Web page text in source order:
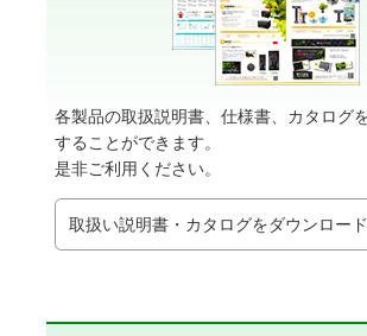
各製品の取扱説明書、仕様書、カタログ
することができます。
是非ご利用ください。
取扱い説明書・カタログをダウンロー